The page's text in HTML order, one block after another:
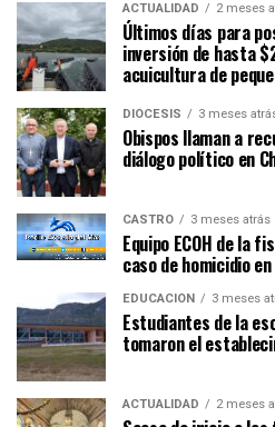
ACTUALIDAD 2 meses
Últimos días para
inversión de hasta
acuicultura de
DIÓCESIS 3 meses
Obispos llaman a
diálogo político en
CASTRO 3 meses atrás
Equipo ECOH de la
caso de homicidio
EDUCACIÓN 3 meses
Estudiantes de la
tomaron el
ACTUALIDAD 2 meses